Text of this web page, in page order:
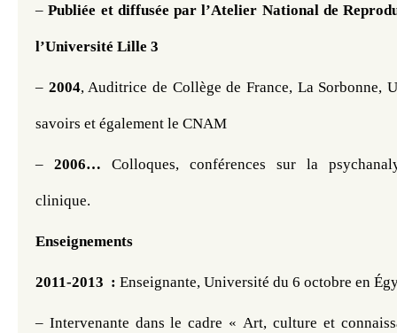
– Publiée et diffusée par l’Atelier National de
l’Université Lille 3
– 2004, Auditrice de Collège de France, La Sorbonne,
savoirs et également le CNAM
– 2006… Colloques, conférences sur la
clinique.
Enseignements
2011-2013  : Enseignante, Université du 6 octobre en
– Intervenante dans le cadre « Art, culture et